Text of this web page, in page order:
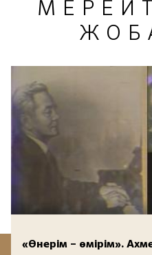
«Өнерім – өмірім».